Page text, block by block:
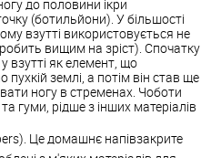
до половини ікри
(ботильйони). У більшості
взутті використовується не
вищим на зріст). Спочатку
взутті як елемент, що
землі, а потім він став ще
ногу в стременах. Чоботи
гуми, рідше з інших матеріалів
Це домашнє напівзакрите